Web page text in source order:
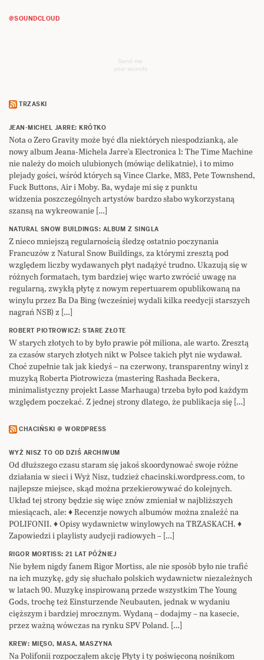
@SOUNDCLOUD
Send me
your sounds
TRZASKI
JEAN-MICHEL JARRE: KRÓTKO
Nota o Zero Gravity może być dla niektórych niespodzianką, ale
nowy album Jeana-Michela Jarre’a Electronica 1: The Time Machine
nie należy do moich ulubionych (mówiąc delikatnie), i to mimo
plejady gości, wśród których są Vince Clarke, M83, Pete Townshend,
Fuck Buttons, Air i Moby. Ba, wydaje mi się z punktu
widzenia poszczególnych artystów bardzo słabo wykorzystaną
szansą na wykreowanie […]
NATURAL SNOW BUILDINGS: ALBUM Z SINGLA
Z nieco mniejszą regularnością śledzę ostatnio poczynania
Francuzów z Natural Snow Buildings, za którymi zresztą pod
względem liczby wydawanych płyt nadążyć trudno. Ukazują się w
różnych formatach, tym bardziej więc warto zwrócić uwagę na
regularną, zwykłą płytę z nowym repertuarem opublikowaną na
winylu przez Ba Da Bing (wcześniej wydali kilka reedycji starszych
nagrań NSB) z […]
ROBERT PIOTROWICZ: STARE ZŁOTE
W starych złotych to by było prawie pół miliona, ale warto. Zresztą
za czasów starych złotych nikt w Polsce takich płyt nie wydawał.
Choć zupełnie tak jak kiedyś – na czerwony, transparentny winyl z
muzyką Roberta Piotrowicza (mastering Rashada Beckera,
minimalistyczny projekt Lasse Marhauga) trzeba było pod każdym
względem poczekać. Z jednej strony dlatego, że publikacja się […]
CHACIŃSKI @ WORDPRESS
WYŻ NISZ TO OD DZIŚ ARCHIWUM
Od dłuższego czasu staram się jakoś skoordynować swoje różne
działania w sieci i Wyż Nisz, tudzież chacinski.wordpress.com, to
najlepsze miejsce, skąd można przekierowywać do kolejnych.
Układ tej strony będzie się więc znów zmieniał w najbliższych
miesiącach, ale: ♦ Recenzje nowych albumów można znaleźć na
POLIFONII. ♦ Opisy wydawnictw winylowych na TRZASKACH. ♦
Zapowiedzi i playlisty audycji radiowych – […]
RIGOR MORTISS: 21 LAT PÓŹNIEJ
Nie byłem nigdy fanem Rigor Mortiss, ale nie sposób było nie trafić
na ich muzykę, gdy się słuchało polskich wydawnictw niezależnych
w latach 90. Muzykę inspirowaną przede wszystkim The Young
Gods, trochę też Einsturzende Neubauten, jednak w wydaniu
cięższym i bardziej mrocznym. Wydaną – dodajmy – na kasecie,
przez ważną wówczas na rynku SPV Poland. […]
KREW: MIĘSO, MASA, MASZYNA
Na Polifonii rozpocząłem akcję Płyty i ty poświęconą nośnikom